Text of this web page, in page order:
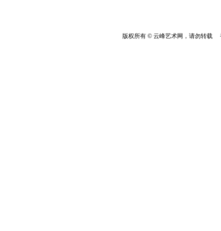
版权所有 © 云峰艺术网，请勿转载